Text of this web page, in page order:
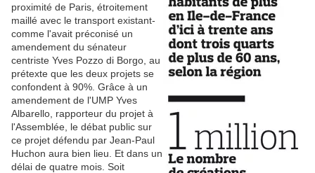
proximité de Paris, étroitement
maillé avec le transport existant-
comme l'avait préconisé un
amendement du sénateur
centriste Yves Pozzo di Borgo, au
prétexte que les deux projets se
confondent à 90%. Grâce à un
amendement de l'UMP Yves
Albarello, rapporteur du projet à
l'Assemblée, le débat public sur
ce projet défendu par Jean-Paul
Huchon aura bien lieu. Et dans un
délai de quatre mois. Soit